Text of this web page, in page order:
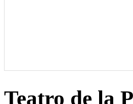
Teatro de la